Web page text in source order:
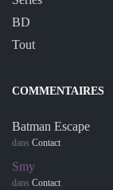
BD
Tout
COMMENTAIRES
Batman Escape
dans Contact
Smy
dans Contact